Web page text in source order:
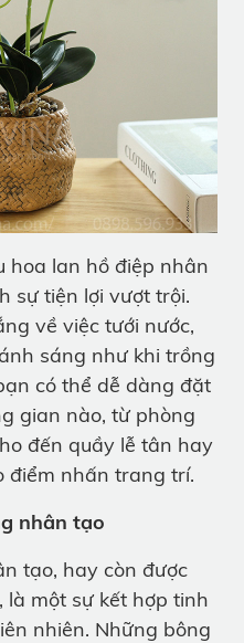
hoa lan hồ điệp nhân
sự tiện lợi vượt trội.
về việc tưới nước,
sáng như khi trồng
có thể dễ dàng đặt
gian nào, từ phòng
đến quầy lễ tân hay
điểm nhấn trang trí.
nhân tạo
tạo, hay còn được
là một sự kết hợp tinh
nhiên. Những bông